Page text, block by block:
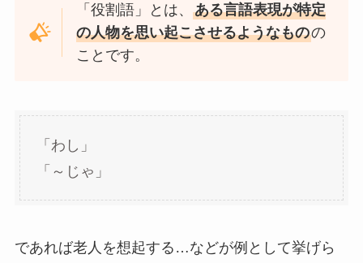
「役割語」 とは、ある言語表現が特定
の人物を思い起こさせるようなものの
ことです。
「わし」
「～じゃ」
であれば老人を想起する…などが例として挙げら